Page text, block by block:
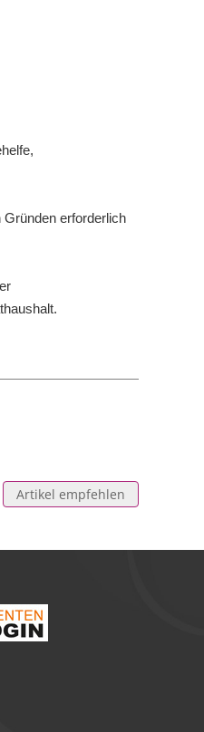
erforderlich
Artikel empfehlen